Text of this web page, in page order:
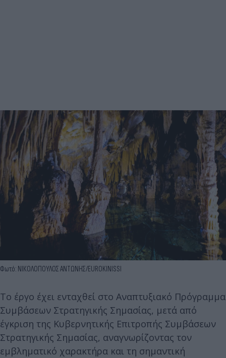
Φωτό: ΝΙΚΟΛΟΠΟΥΛΟΣ ΑΝΤΩΝΗΣ/EUROKINISSI
Το έργο έχει ενταχθεί στο Αναπτυξιακό Πρόγραμμα
Συμβάσεων Στρατηγικής Σημασίας, μετά από
έγκριση της Κυβερνητικής Επιτροπής Συμβάσεων
Στρατηγικής Σημασίας, αναγνωρίζοντας τον
εμβληματικό χαρακτήρα και τη σημαντική